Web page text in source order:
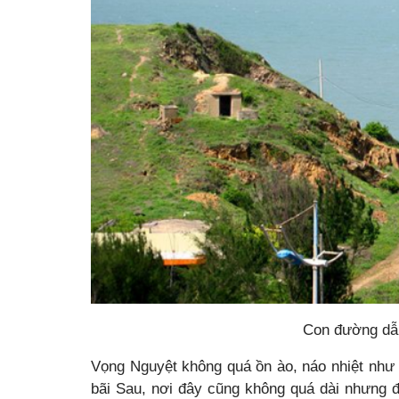
Con đường
Vọng Nguyệt không quá ồn ào, náo nhiệt
bãi Sau, nơi đây cũng không quá dài